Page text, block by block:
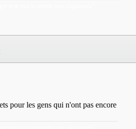
pour les gens qui n'ont pas encore